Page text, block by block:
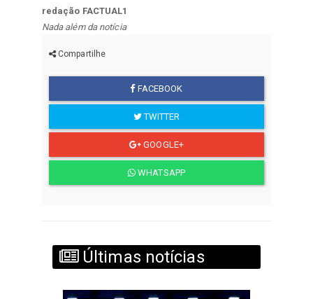
redação FACTUAL1
Nada além da notícia
Compartilhe
FACEBOOK
TWITTER
GOOGLE+
WHATSAPP
Últimas notícias